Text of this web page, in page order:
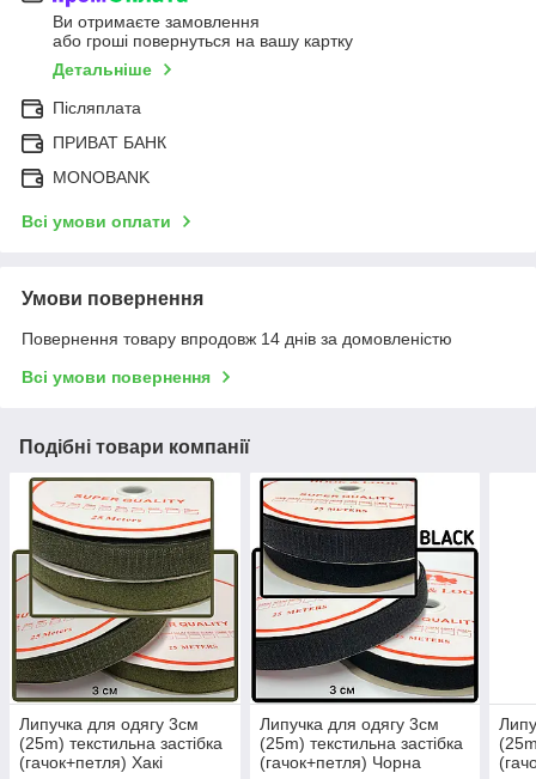
Ви отримаєте замовлення
або гроші повернуться на вашу картку
Детальніше
Післяплата
ПРИВАТ БАНК
MONOBANK
Всі умови оплати
Умови повернення
Повернення товару впродовж 14 днів за домовленістю
Всі умови повернення
Подібні товари компанії
Липучка для одягу 3см
(25m) текстильна застібка
(гачок+петля) Хакі
Липучка для одягу 3см
(25m) текстильна застібка
(гачок+петля) Чорна